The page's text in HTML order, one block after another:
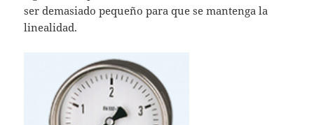
ser demasiado pequeño para que se mantenga la
linealidad.